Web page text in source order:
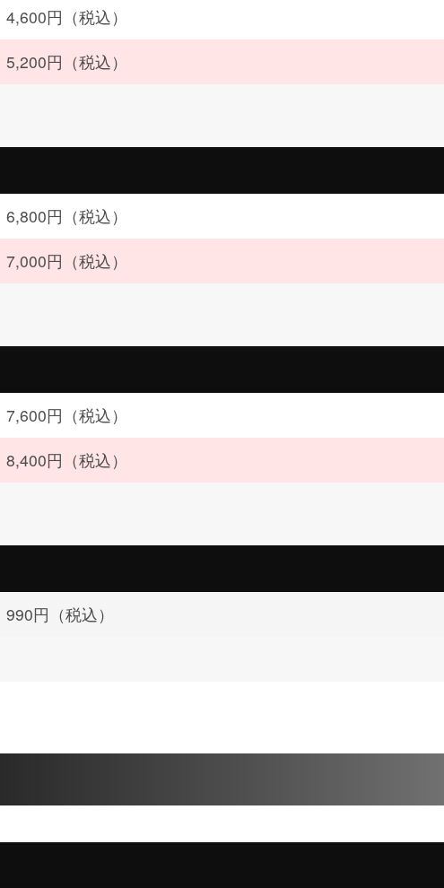
4,600円（税込）
5,200円（税込）
6,800円（税込）
7,000円（税込）
7,600円（税込）
8,400円（税込）
990円（税込）